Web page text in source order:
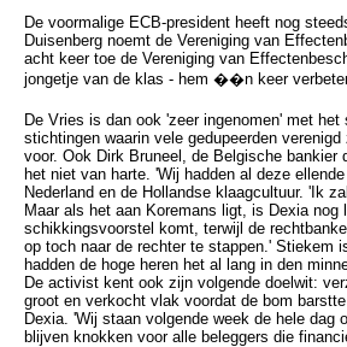
De voormalige ECB-president heeft nog
Duisenberg noemt de Vereniging van
acht keer toe de Vereniging van
jongetje van de klas - hem ��n keer
De Vries is dan ook 'zeer ingenomen' met
stichtingen waarin vele gedupeerden
voor. Ook Dirk Bruneel, de Belgische
het niet van harte. 'Wij hadden al deze
Nederland en de Hollandse klaagcultuur. 'Ik
Maar als het aan Koremans ligt, is Dexia
schikkingsvoorstel komt, terwijl de
op toch naar de rechter te stappen.' Stiekem
hadden de hoge heren het al lang in den
De activist kent ook zijn volgende doelwit:
groot en verkocht vlak voordat de bom
Dexia. 'Wij staan volgende week de hele dag
blijven knokken voor alle beleggers die